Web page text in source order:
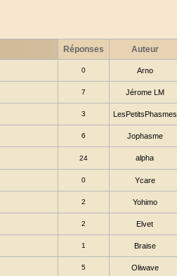
Réponses Auteur
0 Arno
7 Jérome LM
3 LesPetitsPhasmes
6 Jophasme
24 alpha
0 Ycare
2 Yohimo
2 Elvet
1 Braise
5 Oliwave